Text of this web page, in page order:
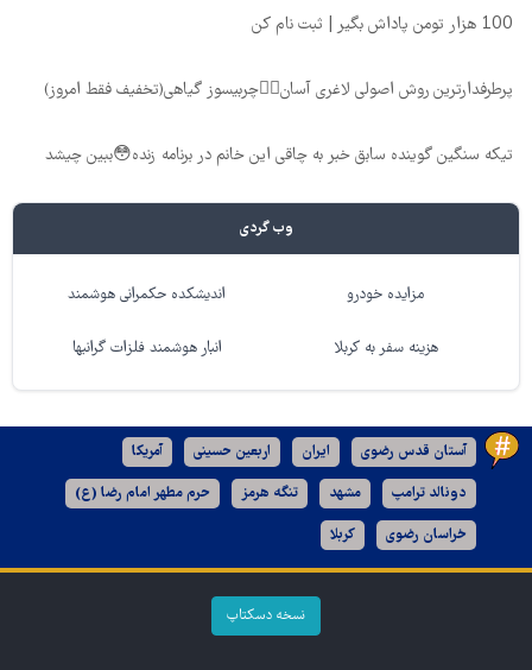
100 هزار تومن پاداش بگیر | ثبت نام کن
پرطرفدارترین روش اصولی لاغری آسان👈🏻چربیسوز گیاهی(تخفیف فقط امروز)
تیکه سنگین گوینده سابق خبر به چاقی این خانم در برنامه زنده😳ببین چیشد
وب گردی
مزایده خودرو اندیشکده حکمرانی هوشمند
هزینه سفر به کربلا انبار هوشمند فلزات گرانبها
آستان قدس رضوی ایران اربعین حسینی آمریکا
دونالد ترامپ مشهد تنگه هرمز حرم مطهر امام رضا (ع)
خراسان رضوی کربلا
نسخه دسکتاپ